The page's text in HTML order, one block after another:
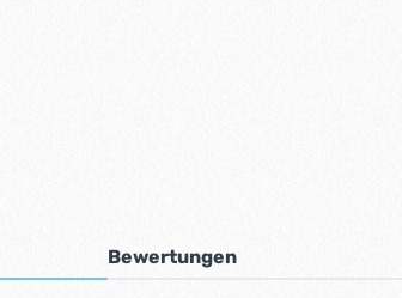
Bewertungen